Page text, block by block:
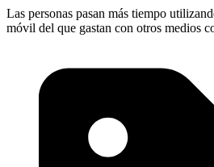
Las personas pasan más tiempo
móvil del que gastan con otros medios